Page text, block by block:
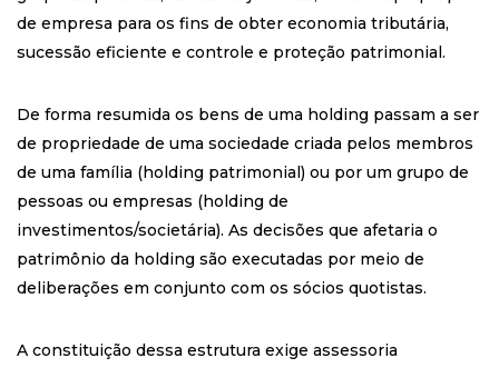
de empresa para os fins de obter economia tributária,
sucessão eficiente e controle e proteção patrimonial.
De forma resumida os bens de uma holding passam a ser
de propriedade de uma sociedade criada pelos membros
de uma família (holding patrimonial) ou por um grupo de
pessoas ou empresas (holding de
investimentos/societária). As decisões que afetaria o
patrimônio da holding são executadas por meio de
deliberações em conjunto com os sócios quotistas.
A constituição dessa estrutura exige assessoria